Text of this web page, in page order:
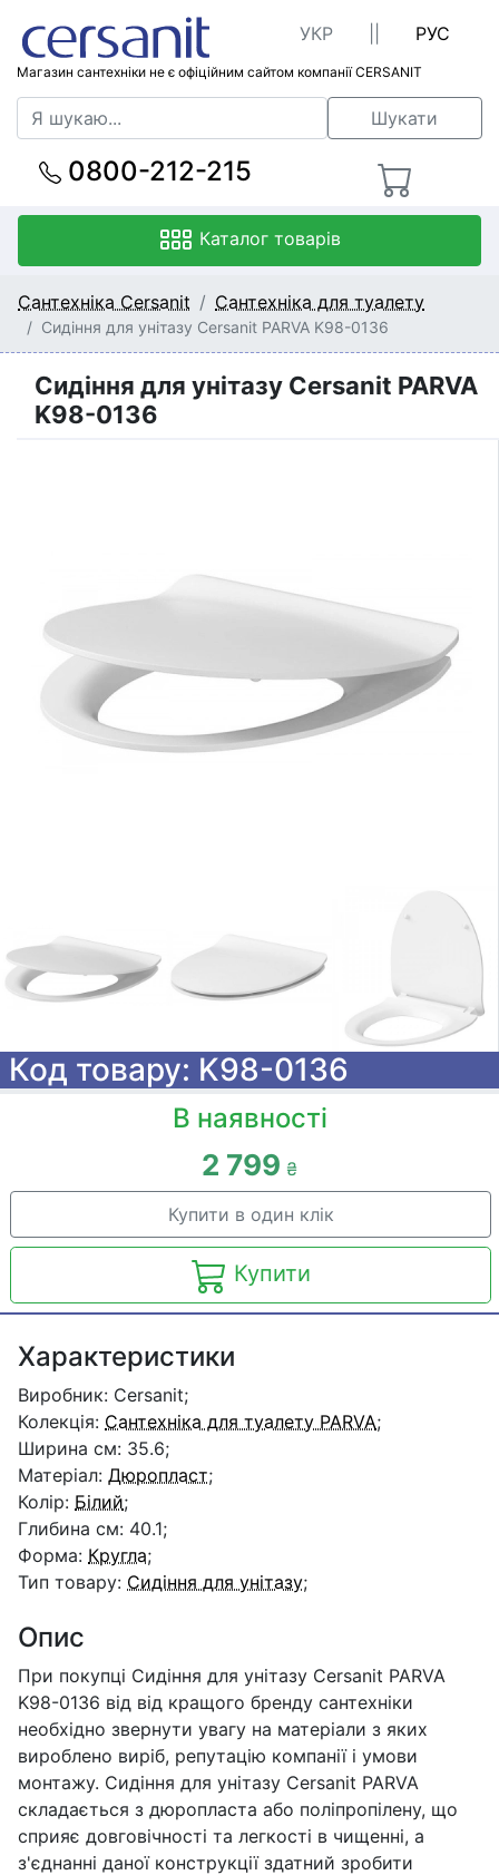
Магазин сантехніки не є офіційним сайтом компанії CERSANIT
УКР РУС
Шукати
0800-212-215
Каталог товарів
Сантехніка Cersanit Сантехніка для туалету
Сидіння для унітазу Cersanit PARVA K98-0136
Сидіння для унітазу Cersanit PARVA
K98-0136
Код товару: K98-0136
В наявності
2 799 ₴
Купити в один клік
Купити
Характеристики
Виробник: Cersanit;
Колекція: Сантехніка для туалету PARVA;
Ширина см: 35.6;
Матеріал: Дюропласт;
Колір: Білий;
Глибина см: 40.1;
Форма: Кругла;
Тип товару: Сидіння для унітазу;
Опис
При покупці Сидіння для унітазу Cersanit PARVA
K98-0136 від від кращого бренду сантехніки
необхідно звернути увагу на матеріали з яких
вироблено виріб, репутацію компанії і умови
монтажу. Сидіння для унітазу Cersanit PARVA
складається з дюропласта або поліпропілену, що
сприяє довговічності та легкості в чищенні, а
з'єднанні даної конструкції здатний зробити